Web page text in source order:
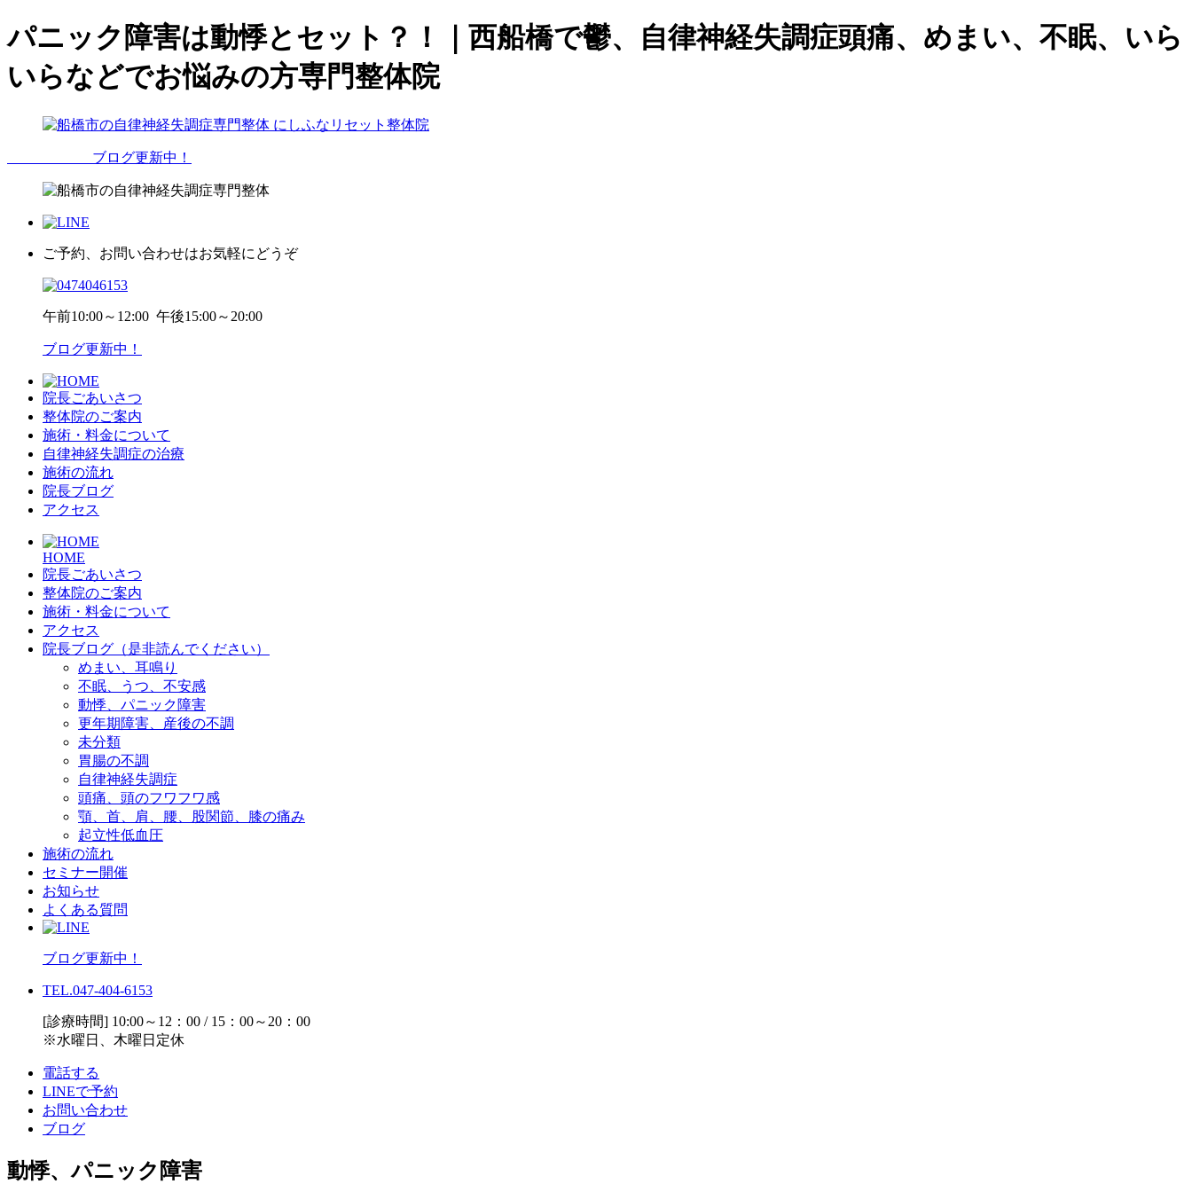
パニック障害は動悸とセット？！｜西船橋で鬱、自律神経失調症頭痛、めまい、不眠、いら
いらなどでお悩みの方専門整体院
ブログ更新中！
ご予約、お問い合わせはお気軽にどうぞ
午前10:00～12:00 午後15:00～20:00
ブログ更新中！
院長ごあいさつ
整体院のご案内
施術・料金について
自律神経失調症の治療
施術の流れ
院長ブログ
アクセス
HOME
院長ごあいさつ
整体院のご案内
施術・料金について
アクセス
院長ブログ（是非読んでください）
めまい、耳鳴り
不眠、うつ、不安感
動悸、パニック障害
更年期障害、産後の不調
未分類
胃腸の不調
自律神経失調症
頭痛、頭のフワフワ感
顎、首、肩、腰、股関節、膝の痛み
起立性低血圧
施術の流れ
セミナー開催
お知らせ
よくある質問
ブログ更新中！
TEL.047-404-6153
[診療時間] 10:00～12：00 / 15：00～20：00
※水曜日、木曜日定休
電話する
LINEで予約
お問い合わせ
ブログ
動悸、パニック障害